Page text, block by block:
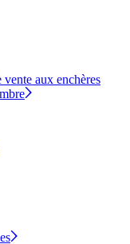
vente aux enchères